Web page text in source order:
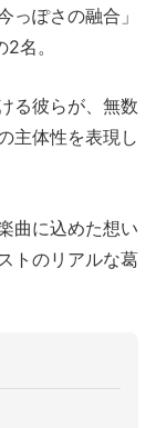
っぽさの融合」
名。
る彼らが、無数
主体性を表現し
曲に込めた想い
トのリアルな葛